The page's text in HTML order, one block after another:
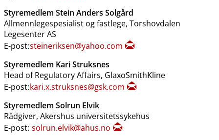
Styremedlem Stein Anders Solgård
Allmennlegespesialist og fastlege, Torshovdalen
Legesenter AS
E-post:steineriksen@yahoo.com
Styremedlem Kari Struksnes
Head of Regulatory Affairs, GlaxoSmithKline
E-post:kari.x.struksnes@gsk.com
Styremedlem Solrun Elvik
Rådgiver, Akershus universitetssykehus
E-post: solrun.elvik@ahus.no